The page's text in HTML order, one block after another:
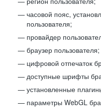
часовой пояс,
пользователя;
провайдер
браузер пользователя;
цифровой отпечаток
доступные шрифты
установленные
параметры WebGL